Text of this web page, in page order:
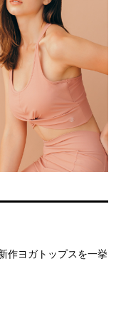
作ヨガトップスを一挙